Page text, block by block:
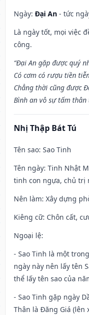
Ngày: Đại An - tức
Là ngày tốt, mọi việc
công.
“Đại An gặp được quý
Có cơm có rượu tiền
Chẳng thời cũng được
Bình an vô sự tấm thân
Nhị Thập Bát Tú
Tên sao: Sao Tinh
Tên ngày: Tinh Nhật
tinh con ngựa, chủ trị
Nên làm: Xây dựng
Kiêng cữ: Chôn cất,
Ngoại lệ:
- Sao Tinh là một
ngày này nên lấy tên
thể lấy tên sao của
- Sao Tinh gặp ngày
Thân là Đăng Giá (lên